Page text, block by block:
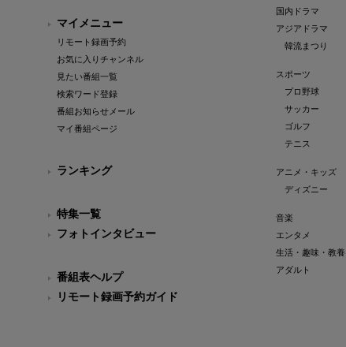
マイメニュー
リモート録画予約
お気に入りチャンネル
見たい番組一覧
検索ワード登録
番組お知らせメール
マイ番組ページ
ランキング
特集一覧
フォトインタビュー
番組表ヘルプ
リモート録画予約ガイド
国内ドラマ
アジアドラマ
韓流まつり
スポーツ
プロ野球
サッカー
ゴルフ
テニス
アニメ・キッズ
ディズニー
音楽
エンタメ
生活・趣味・教養
アダルト